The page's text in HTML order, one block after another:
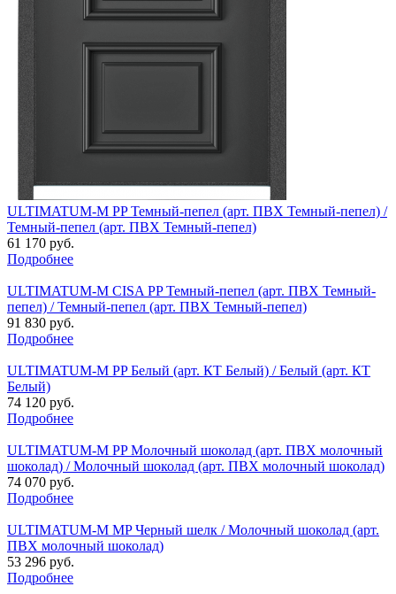
ULTIMATUM-M PP Темный-пепел (арт. ПВХ Темный-пепел) /
Темный-пепел (арт. ПВХ Темный-пепел)
61 170 руб.
Подробнее
ULTIMATUM-M CISA PP Темный-пепел (арт. ПВХ Темный-
пепел) / Темный-пепел (арт. ПВХ Темный-пепел)
91 830 руб.
Подробнее
ULTIMATUM-M PP Белый (арт. КТ Белый) / Белый (арт. КТ
Белый)
74 120 руб.
Подробнее
ULTIMATUM-M PP Молочный шоколад (арт. ПВХ молочный
шоколад) / Молочный шоколад (арт. ПВХ молочный шоколад)
74 070 руб.
Подробнее
ULTIMATUM-M MP Черный шелк / Молочный шоколад (арт.
ПВХ молочный шоколад)
53 296 руб.
Подробнее